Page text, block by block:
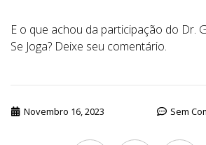
E o que achou da participação do Dr.
Se Joga? Deixe seu comentário.
Novembro 16, 2023 Sem